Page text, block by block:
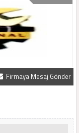
Firmaya Mesaj Gönder